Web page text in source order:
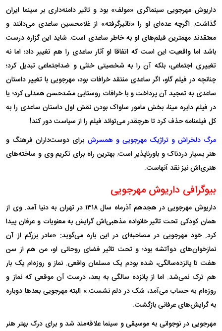
داریوش مهرجویی سینماگری «مولف» بود و تاثیر دامنه‌داری بر سینما ایران
گذاشت. اگرچه عده‌ای او را «تاثیرگرفته» از غلامحسین ساعدی می‌دانند و
معتقدند مهمترین فیلم‌های او به خاطر ساعدی است. شاید این گزاره درست
باشد اما واقعیت این است که اتفاقا او آثار ساعدی را هم تغییر داد؛ اما نه
تغییری اجتماعی، بلکه آن را به شخصیتی خنثی و ضداجتماعی تبدیل کرد؛
چنانچه در فیلم گاو، اگر ساعدی منتقد خرافات بود، مهرجویی با تغییر داستان
ساعدی به تمجید آن پرداخت و با خرافات روستایی مشدحسن همدلی کرد؛ یا
در فیلم دایره مینا، بخش مامور ساواک بودن نقش اول داستان ساعدی را به
کل فیلمنامه حذف کرد تا هرچقدر می‌تواند فیلم را از سیاست دور کند!
مرگ دلخراش و تراژیک مهرجویی و همسرش برای دوست‌داران فرهنگ و
هنر بسیار دردناک و باورناپذیر است. بهترین راه برای تکریم وی و ساخته‌های
هنری‌اش نیز نقد آنهاست.
بیوگرافی داریوش مهرجویی
داریوش مهرجویی در هجدهم آذرماه سال ۱۳۱۸ در تهران به دنیا آمد. وی از
همان کودکی تحت تاثیر خانواده مذهبی‌اش گرایش به معنویات و عرفان پیدا
کرد. خود مهرجویی در مصاحبه‌ای در این باره می‌گوید: «مادر بزرگم از آن
نمازخوان‌های دوآتشه بود؛ و تحت تاثیر فضای روحانی او، من هم از سن
هفت تا پانزده‌سالگی، شده بودم یک مسلمان واقعی. نماز و روزه‌ام یک بار
هم ترک نمی‌شد. اما از پانزده سالگی به بعد، درست آن موقعی که نماز و
روزه‌ام به حساب می‌آمد، شک در دلم نشست.» البته مهرجویی بعد‌ها دوباره
به گرایش‌های عرفانی بازگشت.
مهرجویی در نوجوانی به موسیقی و سینما علاقه‌مند شد و برای درک بهتر هنر